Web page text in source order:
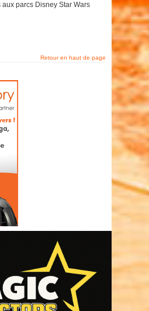
parcs Disney Star Wars
Retour en haut de page